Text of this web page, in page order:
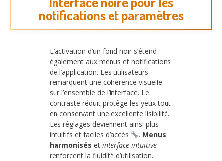
notifications et paramètres
L’activation d’un fond noir s’étend
également aux menus et notifications
de l’application. Les utilisateurs
remarquent une cohérence visuelle
sur l’ensemble de l’interface. Le
contraste réduit protège les yeux tout
en conservant une excellente lisibilité.
Les réglages deviennent ainsi plus
intuitifs et faciles d’accès
. Menus
harmonisés et interface intuitive
renforcent la fluidité d’utilisation.